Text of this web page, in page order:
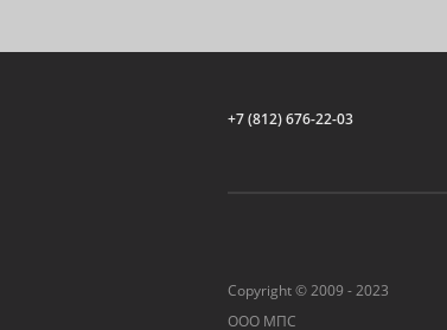
+7 (812) 676-22-03
Copyright © 2009 - 2023
ООО МПС